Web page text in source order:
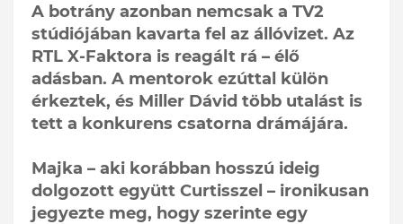
A botrány azonban nemcsak a TV2
stúdiójában kavarta fel az állóvizet. Az
RTL X-Faktora is reagált rá – élő
adásban. A mentorok ezúttal külön
érkeztek, és Miller Dávid több utalást is
tett a konkurens csatorna drámájára.
Majka – aki korábban hosszú ideig
dolgozott együtt Curtisszel – ironikusan
jegyezte meg, hogy szerinte egy